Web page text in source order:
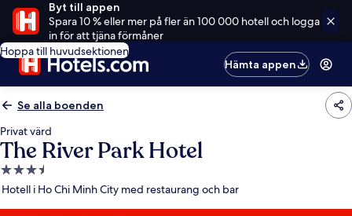
Byt till appen
Spara 10 % eller mer på fler än 100 000 hotell och logga
in för att tjäna förmåner
Hoppa till huvudsektionen
Hämta appen
Se alla boenden
Privat värd
The River Park Hotel
3.5-
stjärnigt
Hotell i Ho Chi Minh City med restaurang och bar